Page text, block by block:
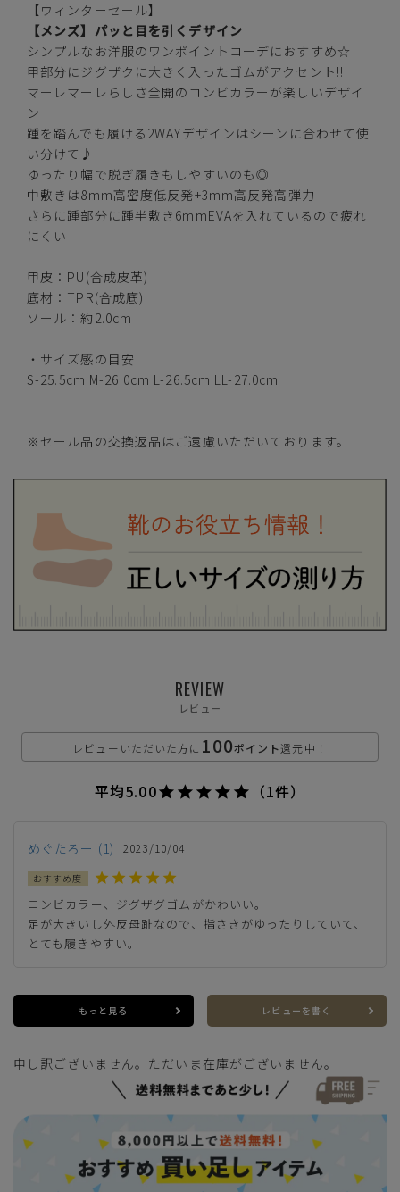
レッド
在庫切れ
M(26.0cm)
在庫切れ —
L(26.5cm)
在庫切れ —
在庫切れ
在庫切れ —
M(26.0cm)
L(26.5cm)
在庫切れ
LL(27.0cm) —
S(25.5cm)
在庫切れ —
M(26.0cm)
L(26.5cm)
在庫切れ
LL(27.0cm)
在庫切れ —
【ウィンターセール】
【メンズ】パッと目を引くデザイン
シンプルなお洋服のワンポイントコーデにおすすめ☆
甲部分にジグザクに大きく入ったゴムがアクセント!!
マーレマーレらしさ全開のコンビカラーが楽しいデザイ
ン
踵を踏んでも履ける2WAYデザインはシーンに合わせて使
い分けて♪
ゆったり幅で脱ぎ履きもしやすいのも◎
中敷きは8mm高密度低反発+3mm高反発高弾力
さらに踵部分に踵半敷き6mmEVAを入れているので疲れ
にくい
甲皮：PU(合成皮革)
底材：TPR(合成底)
ソール：約2.0cm
・サイズ感の目安
S-25.5cm M-26.0cm L-26.5cm LL-27.0cm
※セール品の交換返品はご遠慮いただいております。
REVIEW
レビュー
レビューいただいた方に 100ポイント還元中！
平均5.00 （1件）
めぐたろー 1 2023/10/04
コンビカラー、ジグザグゴムがかわいい。
足が大きいし外反母趾なので、指さきがゆったりしていて、
とても履きやすい。
もっと見る レビューを書く
申し訳ございません。ただいま在庫がございません。